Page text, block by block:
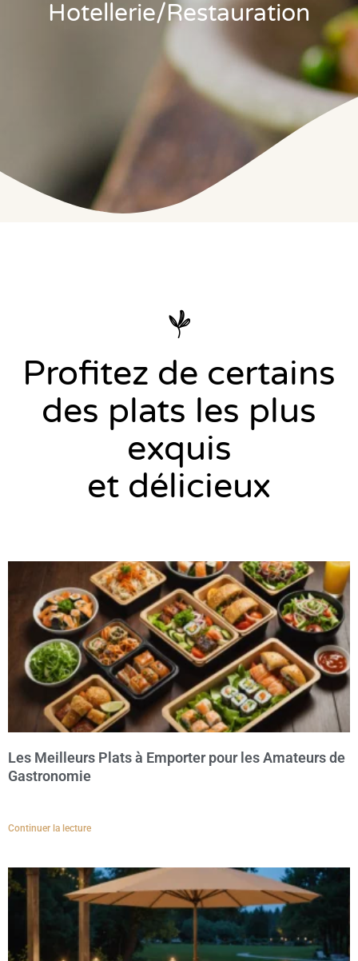
Hotellerie/restauration
Profitez de certains
des plats les plus
exquis
et délicieux
Les Meilleurs Plats à Emporter pour les Amateurs de
Gastronomie
Continuer la lecture